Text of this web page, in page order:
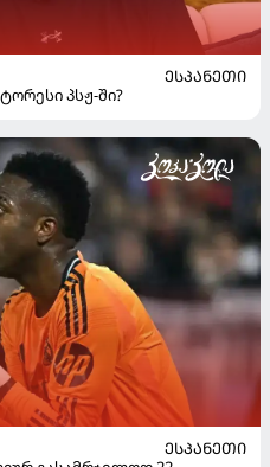
ᲔᲡᲞᲐᲜᲔᲗᲘ
პსჟ-ში?
ᲔᲡᲞᲐᲜᲔᲗᲘ